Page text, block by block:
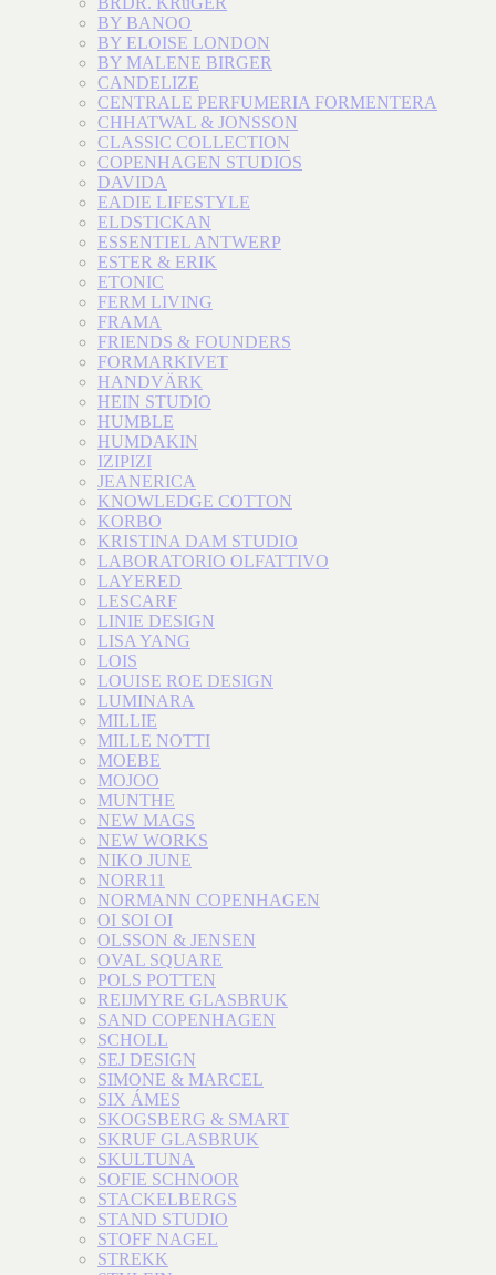
BY BANOO
BY ELOISE LONDON
BY MALENE BIRGER
CANDELIZE
CENTRALE PERFUMERIA FORMENTERA
CHHATWAL & JONSSON
CLASSIC COLLECTION
COPENHAGEN STUDIOS
DAVIDA
EADIE LIFESTYLE
ELDSTICKAN
ESSENTIEL ANTWERP
ESTER & ERIK
ETONIC
FERM LIVING
FRAMA
FRIENDS & FOUNDERS
FORMARKIVET
HANDVÄRK
HEIN STUDIO
HUMBLE
HUMDAKIN
IZIPIZI
JEANERICA
KNOWLEDGE COTTON
KORBO
KRISTINA DAM STUDIO
LABORATORIO OLFATTIVO
LAYERED
LESCARF
LINIE DESIGN
LISA YANG
LOIS
LOUISE ROE DESIGN
LUMINARA
MILLIE
MILLE NOTTI
MOEBE
MOJOO
MUNTHE
NEW MAGS
NEW WORKS
NIKO JUNE
NORR11
NORMANN COPENHAGEN
OI SOI OI
OLSSON & JENSEN
OVAL SQUARE
POLS POTTEN
REIJMYRE GLASBRUK
SAND COPENHAGEN
SCHOLL
SEJ DESIGN
SIMONE & MARCEL
SIX ÁMES
SKOGSBERG & SMART
SKRUF GLASBRUK
SKULTUNA
SOFIE SCHNOOR
STACKELBERGS
STAND STUDIO
STOFF NAGEL
STREKK